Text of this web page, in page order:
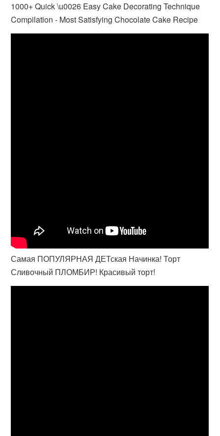
1000+ Quick \u0026 Easy Cake Decorating Technique
Compilation - Most Satisfying Chocolate Cake Recipe
Самая ПОПУЛЯРНАЯ ДЕТская Начинка! Торт
Сливочный ПЛОМБИР! Красивый торт!